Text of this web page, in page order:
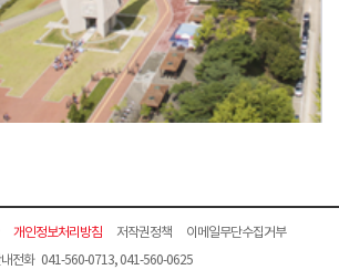
개인정보처리방침 저작권정책
이메일무단수집거부
내전화 041-560-0713, 041-560-0625